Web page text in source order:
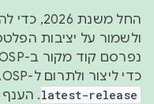
החל משנת
ולשמור על יציבות
כדי ליצור ולתרום ל-AOSP, צריך להשתמש ב-
latest-release. הענף